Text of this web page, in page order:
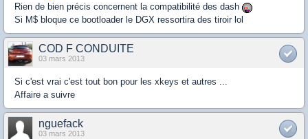
Rien de bien précis concernent la compatibilité des dash
Si M$ bloque ce bootloader le DGX ressortira des tiroir lol
COD F CONDUITE
03 mars 2013
Si c'est vrai c'est tout bon pour les xkeys et autres ...
Affaire a suivre
nguefack
03 mars 2013